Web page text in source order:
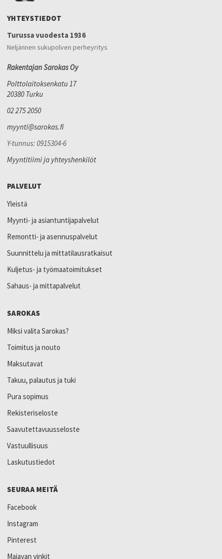
YHTEYSTIEDOT
Turussa vuodesta 1936
Neljännen sukupolven perheyritys
Rakentajan Sarokas Oy
Polttolaitoksenkatu 17
20380 Turku
02 275 2050
myynti@sarokas.fi
Y-tunnus: 0915304-6
Myyntitiimi ja yhteyshenkilöt
PALVELUT
Yleistä
Myynti- ja asiantuntijapalvelut
Remontti- ja asennuspalvelut
Suunnittelu ja mittatilausratkaisut
Kuljetus- ja työmaatoimitukset
Sahaus- ja mittapalvelut
SAROKAS
Miksi valita Sarokas?
Toimitus ja nouto
Maksutavat
Takuu, palautus ja tuki
Pura sopimus
Rekisteriseloste
Saavutettavuusseloste
Vastuullisuus
Laskutustiedot
SEURAA MEITÄ
Facebook
Instagram
Pinterest
Majavan vinkit